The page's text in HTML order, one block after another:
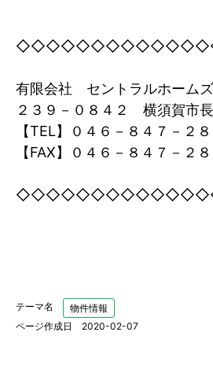
◇
有限会社 セントラルホームズ
２３９－０８４２ 横須賀市
【TEL】０４６－８４７－２８
【FAX】０４６－８４７－２
◇
テーマ名
物件情報
ページ作成日 2020-02-07